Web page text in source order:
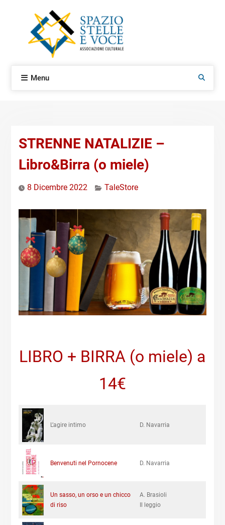
Menu Search
STRENNE NATALIZIE –
Libro&Birra (o miele)
8 Dicembre 2022 TaleStore
LIBRO + BIRRA (o miele) a
14€
L’agire intimo D. Navarria
Benvenuti nel Pornocene D. Navarria
Un sasso, un orso e un chicco
di riso
A. Brasioli
Il leggio